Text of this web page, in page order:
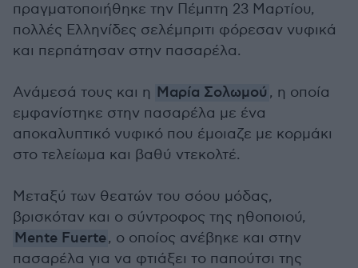
πραγματοποιήθηκε την Πέμπτη 23 Μαρτίου,
πολλές Ελληνίδες σελέμπριτι φόρεσαν νυφικά
και περπάτησαν στην πασαρέλα.
Ανάμεσά τους και η Μαρία Σολωμού , η οποία
εμφανίστηκε στην πασαρέλα με ένα
αποκαλυπτικό νυφικό που έμοιαζε με κορμάκι
στο τελείωμα και βαθύ ντεκολτέ.
Μεταξύ των θεατών του σόου μόδας,
βρισκόταν και ο σύντροφος της ηθοποιού,
Mente Fuerte, ο οποίος ανέβηκε και στην
πασαρέλα για να φτιάξει το παπούτσι της